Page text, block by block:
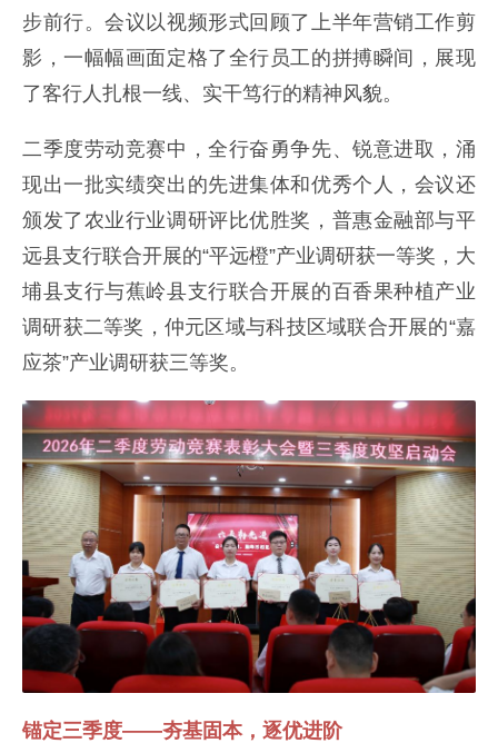
步前行。会议以视频形式回顾了上半年营销工作剪
影，一幅幅画面定格了全行员工的拼搏瞬间，展现
了客行人扎根一线、实干笃行的精神风貌。
二季度劳动竞赛中，全行奋勇争先、锐意进取，涌
现出一批实绩突出的先进集体和优秀个人，会议还
颁发了农业行业调研评比优胜奖，普惠金融部与平
远县支行联合开展的“平远橙”产业调研获一等奖，大
埔县支行与蕉岭县支行联合开展的百香果种植产业
调研获二等奖，仲元区域与科技区域联合开展的“嘉
应茶”产业调研获三等奖。
锚定三季度——夯基固本，逐优进阶